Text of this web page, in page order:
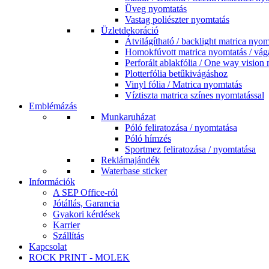
Üveg nyomtatás
Vastag poliészter nyomtatás
Üzletdekoráció
Átvilágítható / backlight matrica
Homokfúvott matrica nyomtatás /
Perforált ablakfólia / One way vision
Plotterfólia betűkivágáshoz
Vinyl fólia / Matrica nyomtatás
Víztiszta matrica színes nyomtatással
Emblémázás
Munkaruházat
Póló feliratozása / nyomtatása
Póló hímzés
Sportmez feliratozása / nyomtatása
Reklámajándék
Waterbase sticker
Információk
A SEP Office-ról
Jótállás, Garancia
Gyakori kérdések
Karrier
Szállítás
Kapcsolat
ROCK PRINT - MOLEK